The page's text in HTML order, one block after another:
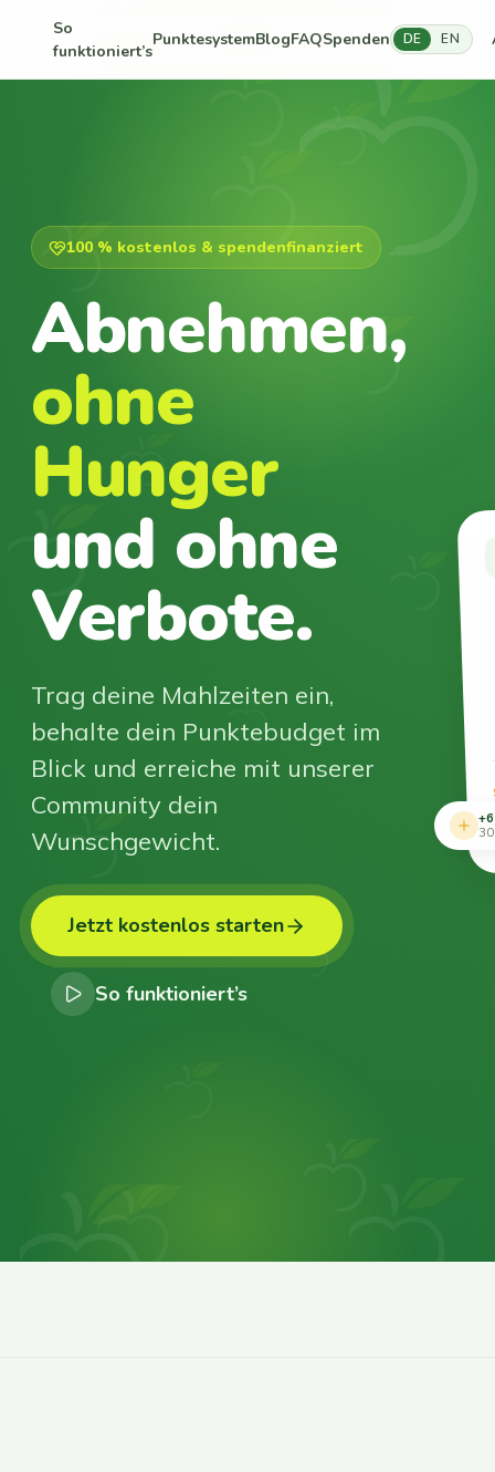
So
funktioniert’s
PunktesystemBlogFAQSpenden DE EN
100 % kostenlos & spendenfinanziert
Abnehmen,
ohne
Hunger
und ohne
Verbote.
Trag deine Mahlzeiten ein,
behalte dein Punktebudget im
Blick und erreiche mit unserer
Community dein
Wunschgewicht.
Jetzt kostenlos starten
So funktioniert’s